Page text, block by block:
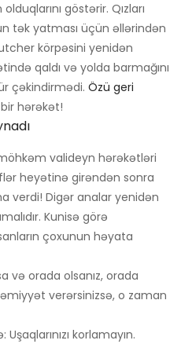
göstərir. Qızları
tək yatması üçün əllərindən
körpəsini yenidən
qaldı və yolda barmağını
çəkindirmədi. Özü geri
hərəkət!
valideyn hərəkətləri
heyətinə girəndən sonra
verdi! Digər analar yenidən
Kunisə görə
çoxunun həyata
və orada olsanız, orada
verərsinizsə, o zaman
korlamayın.